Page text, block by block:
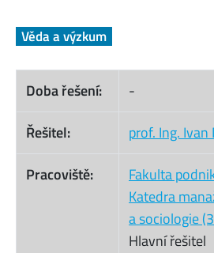
Věda a výzkum
Doba řešení:
-
Řešitel:
prof. Ing. Ivan
Pracoviště:
Fakulta
Katedra
a sociologie
Hlavní řešitel